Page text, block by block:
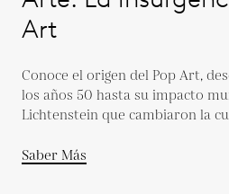
Art
Conoce el origen del Pop Art,
los años 50 hasta su impacto
Lichtenstein que cambiaron la
Saber Más